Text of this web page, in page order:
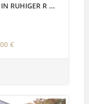
RUHIGER R ...
€